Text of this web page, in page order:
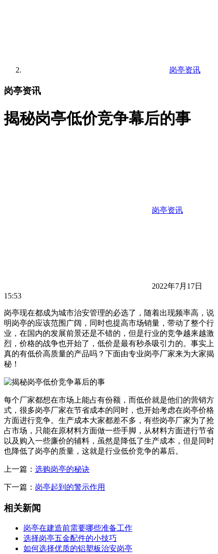
岗亭资讯
岗亭资讯
揭秘岗亭低价竞争幕后的事
岗亭资讯
2022年7月17日
15:53
岗亭现在都成为城市治安管理的必选了，随着出现频率高，说
明岗亭的应该范围广阔，同时也提高市场销量，带动了整个行
业，在国内的发展前景还是不错的，但是行业的竞争越来越激
烈，价格的战争也开始了，低价是最有秒杀吸引力的。事实上
真的有低价高质量的产品吗？下面由专业岗亭厂家来为大家揭
秘！
每个厂家都想在市场上能占有份额，而低价就是他们的营销方
式，很多岗亭厂家在节省成本的同时，也开始考虑在岗亭价格
方面进行竞争。生产成本大家都差不多，有些岗亭厂家为了抢
占市场，只能在原材料方面做一些手脚，从材料方面进行节省
以及购入一些廉价的辅料，虽然是降低了生产成本，但是同时
也降低了岗亭的质量，这就是行业低价竞争的幕后。
上一篇： 选购岗亭的秘诀
下一篇： 岗亭起到的警示作用
相关新闻
岗亭在建造前需要哪些准备工作
选择岗亭五金配件的小技巧
如何选择优质的铝塑板治安岗亭